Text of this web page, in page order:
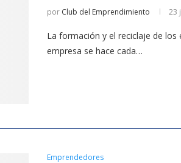
por Club del Emprendimiento 23
La formación y el reciclaje de los
empresa se hace cada…
Emprendedores